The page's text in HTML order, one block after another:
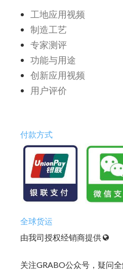
工地应用视频
制造工艺
专家测评
功能与用途
创新应用视频
用户评价
付款方式
全球货运
由我司授权经销商提供
关注GRABO公众号，疑问